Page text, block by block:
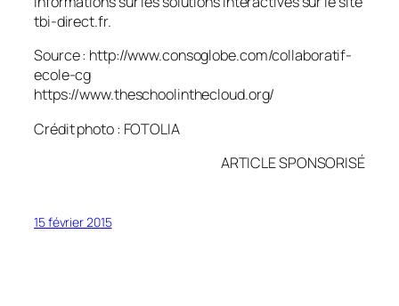
tbi-direct.fr.
Source : http://www.consoglobe.com/collaboratif-
ecole-cg
https://www.theschoolinthecloud.org/
Crédit photo : FOTOLIA
ARTICLE SPONSORISÉ
15 février 2015